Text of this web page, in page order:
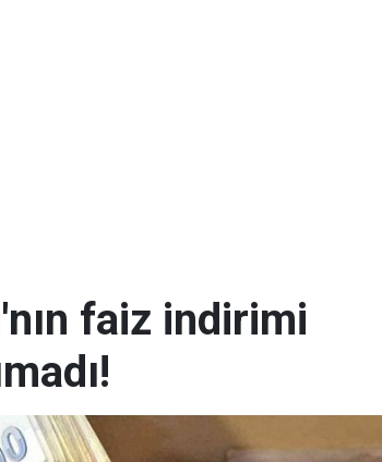
faiz indirimi